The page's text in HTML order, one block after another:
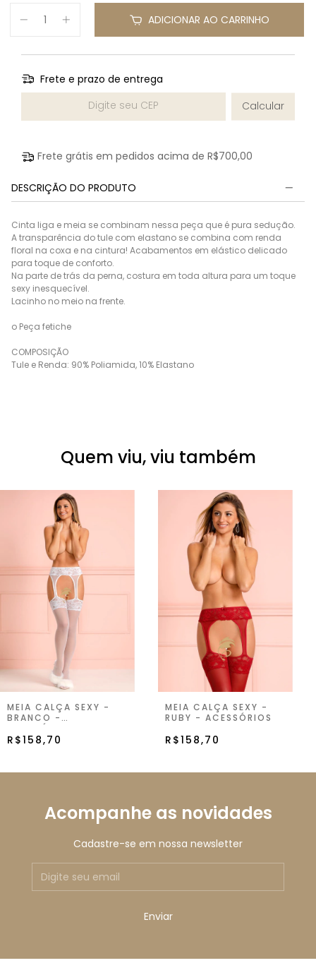
ADICIONAR AO CARRINHO
Frete e prazo de entrega
Entregas para o CEP:
Calcular
Frete grátis em pedidos acima de R$700,00
DESCRIÇÃO DO PRODUTO
Cinta liga e meia se combinam nessa peça que é pura sedução.
A transparência do tule com elastano se combina com renda
floral na coxa e na cintura! Acabamentos em elástico delicado
para toque de conforto.
Na parte de trás da perna, costura em toda altura para um toque
sexy inesquecível.
Lacinho no meio na frente.
o Peça fetiche
COMPOSIÇÃO
Tule e Renda: 90% Poliamida, 10% Elastano
Quem viu, viu também
MEIA CALÇA SEXY -
BRANCO -
R$158,70
MEIA CALÇA SEXY -
RUBY - ACESSÓRIOS
R$158,70
Acompanhe as novidades
Cadastre-se em nossa newsletter